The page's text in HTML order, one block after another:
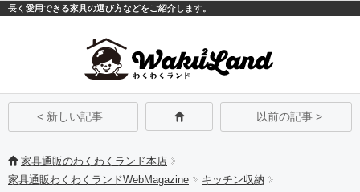
長く愛用できる家具の選び方などをご紹介します。
< 新しい記事 以前の記事 >
家具通販のわくわくランド本店
家具通販わくわくランドWebMagazine
キッチン収納
モバイルPC